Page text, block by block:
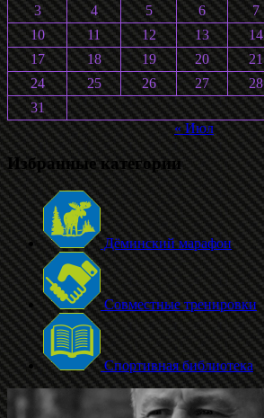
3
4 5 6 7
10
11 12 13 14
17
18 19 20 21
24
25 26 27 28
31
« Июл
Избранные категории
Дёминский марафон
Совместные тренировки
Спортивная библиотека